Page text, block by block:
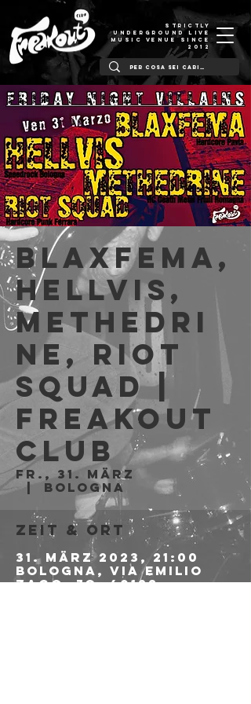
STRICTLY
UNDERGROUND LIVE
MUSIC VENUE SINCE
2012
Blaxfema,
Hellvis,
Methedri
ne, Riot
Squad |
Freakout
Club
Fr., 31. März
  |
Bologna
Zeit & Ort
31. März 2023, 21:00
Bologna, Via Emilio
Zago, 7c, 40128